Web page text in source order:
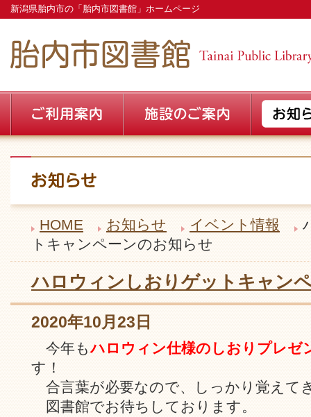
新潟県胎内市の「胎内市図書館」ホームページ
HOME お知らせ イベント情報
トキャンペーンのお知らせ
ハロウィンしおりゲットキャン
2020年10月23日
今年もハロウィン仕様のしおりプレゼ
す！
合言葉が必要なので、しっかり覚えて
図書館でお待ちしております。